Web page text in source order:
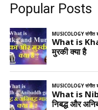
Popular Posts